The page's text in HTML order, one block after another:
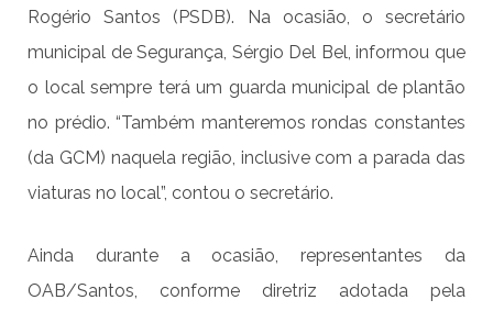
Rogério Santos (PSDB). Na ocasião, o secretário
municipal de Segurança, Sérgio Del Bel, informou que
o local sempre terá um guarda municipal de plantão
no prédio. “Também manteremos rondas constantes
(da GCM) naquela região, inclusive com a parada das
viaturas no local”, contou o secretário.
Ainda durante a ocasião, representantes da
OAB/Santos, conforme diretriz adotada pela